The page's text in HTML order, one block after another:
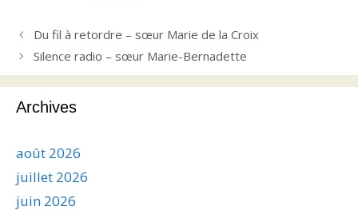
Du fil à retordre – sœur Marie de la Croix
Silence radio – sœur Marie-Bernadette
Archives
août 2026
juillet 2026
juin 2026